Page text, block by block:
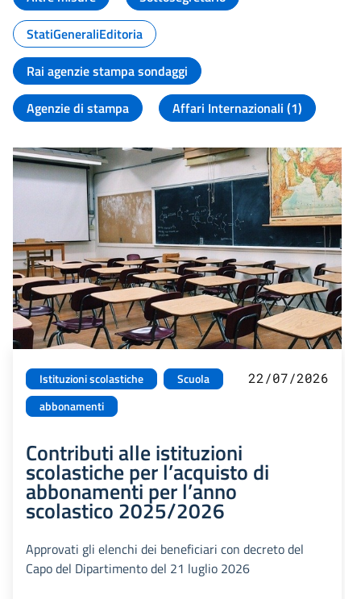
StatiGeneraliEditoria
Rai agenzie stampa sondaggi
Agenzie di stampa
Affari Internazionali (1)
Istituzioni scolastiche
Scuola
abbonamenti
22/07/2026
Contributi alle istituzioni
scolastiche per l’acquisto di
abbonamenti per l’anno
scolastico 2025/2026
Approvati gli elenchi dei beneficiari con decreto del
Capo del Dipartimento del 21 luglio 2026